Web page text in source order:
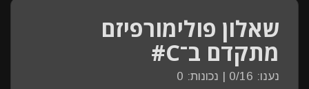
שאלון פולימורפיזם
מתקדם ב־C#
נענו: 0/16 | נכונות: 0